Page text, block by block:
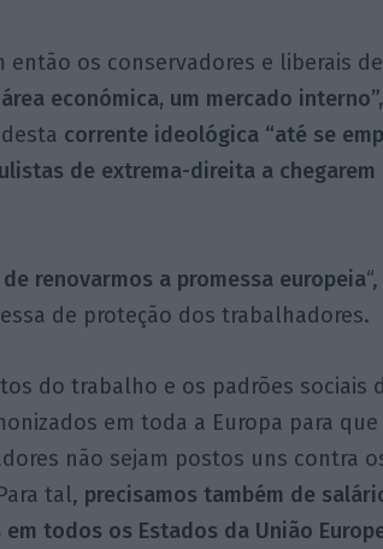
então os conservadores e liberais
económica, um mercado interno”,
corrente ideológica “até se
de extrema-direita a chegarem
renovarmos a promessa europeia“,
de proteção dos trabalhadores.
do trabalho e os padrões sociais
em toda a Europa para que
não sejam postos uns contra
tal, precisamos também de
em todos os Estados da União